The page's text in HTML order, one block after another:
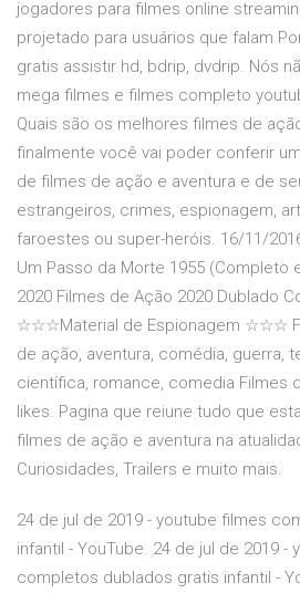
jogadores para filmes online
projetado para usuários que falam
gratis assistir hd, bdrip, dvdrip. Nós
mega filmes e filmes completo
Quais são os melhores filmes de
finalmente você vai poder conferir
de filmes de ação e aventura e de
estrangeiros, crimes, espionagem,
faroestes ou super-heróis. 16/11/
Um Passo da Morte 1955 (Completo
2020 Filmes de Ação 2020 Dublado
☆☆☆Material de Espionagem ☆☆☆
de ação, aventura, comédia, guerra,
científica, romance, comedia Filmes
likes. Pagina que reiune tudo que
filmes de ação e aventura na
Curiosidades, Trailers e muito mais.
24 de jul de 2019 - youtube filmes
infantil - YouTube. 24 de jul de 2019 -
completos dublados gratis infantil -